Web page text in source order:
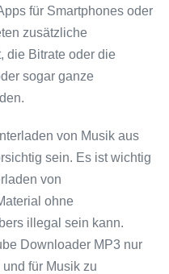
für Smartphones oder
zusätzliche
die Bitrate oder die
sogar ganze
von Musik aus
sein. Es ist wichtig
von
ohne
illegal sein kann.
Downloader MP3 nur
für Musik zu